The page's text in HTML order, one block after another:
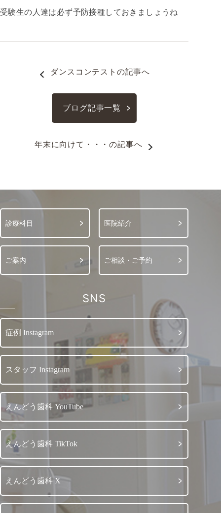
受験生の人達は必ず予防接種しておきましょうね
ダンスコンテスト の記事へ
ブログ記事一覧
年末に向けて・・・の記事へ
診療科目 医院紹介
ご案内 ご相談・ご予約
SNS
症例 Instagram
スタッフ Instagram
えんどう歯科 YouTube
えんどう歯科 TikTok
えんどう歯科 X